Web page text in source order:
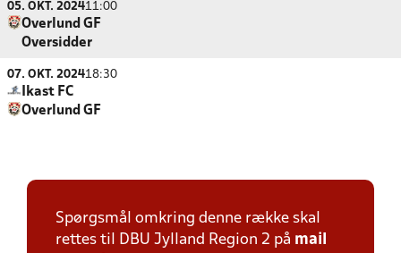
05. OKT. 202411:00
Overlund GF
Oversidder
07. OKT. 202418:30
Ikast FC
Overlund GF
Spørgsmål omkring denne række skal
rettes til DBU Jylland Region 2 på mail